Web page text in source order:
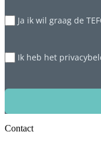
Ja ik wil graag de
Ik heb het
Contact